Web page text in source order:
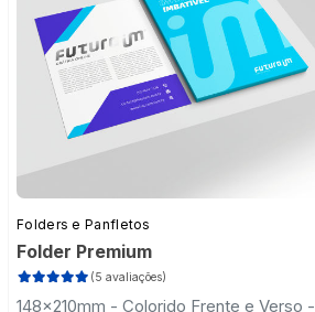
Folders e Panfletos
Folder Premium
(5 avaliações)
148x210mm - Colorido Frente e Verso -